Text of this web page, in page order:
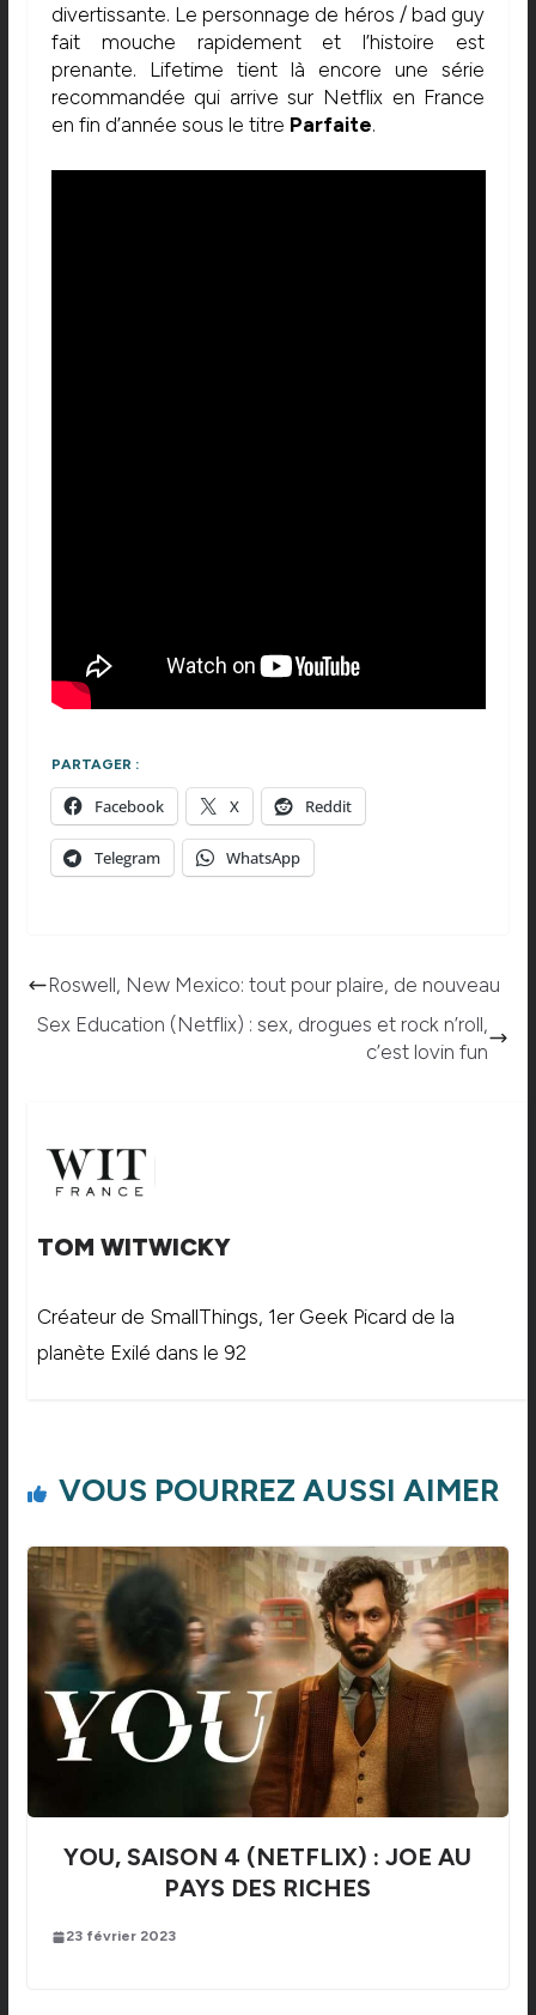
divertissante. Le personnage de héros / bad guy
fait mouche rapidement et l’histoire est
prenante. Lifetime tient là encore une série
recommandée qui arrive sur Netflix en France
en fin d’année sous le titre Parfaite.
PARTAGER :
Facebook X Reddit
Telegram WhatsApp
Roswell, New Mexico: tout pour plaire, de nouveau
Sex Education (Netflix) : sex, drogues et rock n’roll,
c’est lovin fun
TOM WITWICKY
Créateur de SmallThings, 1er Geek Picard de la
planète Exilé dans le 92
VOUS POURREZ AUSSI AIMER
YOU, SAISON 4 (NETFLIX) : JOE AU
PAYS DES RICHES
23 février 2023